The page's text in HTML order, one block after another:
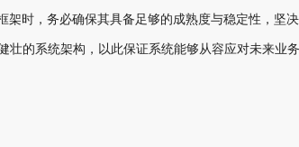
架时，务必确保其具备足够的成熟度与稳定性，坚
壮的系统架构，以此保证系统能够从容应对未来